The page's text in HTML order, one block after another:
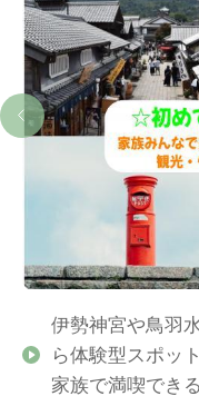
伊勢神宮や鳥羽
ら体験型スポッ
家族で満喫でき